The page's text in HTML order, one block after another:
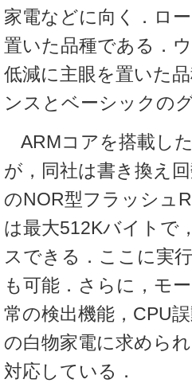
家電などに向く．ロ
置いた品種である．
低減に主眼を置いた
ンスとベーシックの
ARMコアを搭載し
が，同社は書き換え
のNOR型フラッシュ
は最大512Kバイトで
スできる．ここに実
も可能．さらに，モ
常の検出機能，CPU
の白物家電に求めら
対応している．